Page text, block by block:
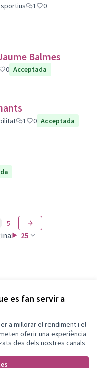
es fan servir a
a millorar el rendiment i el
oferir una experiència
des dels nostres canals
1
0
Balmes
0 Acceptada
1 0 Acceptada
25
5